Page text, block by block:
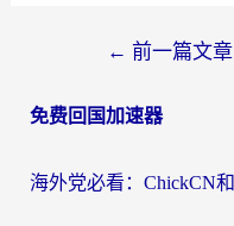
导
← 前一篇文章
免费回国加速器